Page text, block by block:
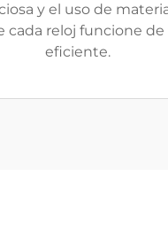
y el uso de
cada reloj funcione de
eficiente.